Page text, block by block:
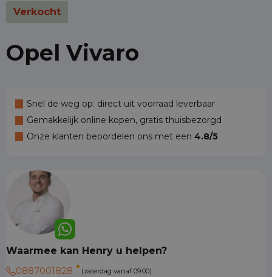
Verkocht
Opel Vivaro
Snel de weg op: direct uit voorraad leverbaar
Gemakkelijk online kopen, gratis thuisbezorgd
Onze klanten beoordelen ons met een 4.8/5
Waarmee kan Henry u helpen?
0887001828
(zaterdag vanaf 09:00)